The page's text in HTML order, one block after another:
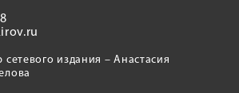
сетевого издания – Анастасия